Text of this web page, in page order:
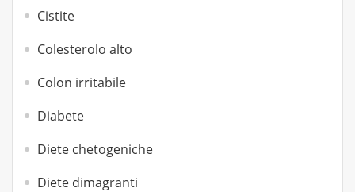
Cistite
Colesterolo alto
Colon irritabile
Diabete
Diete chetogeniche
Diete dimagranti